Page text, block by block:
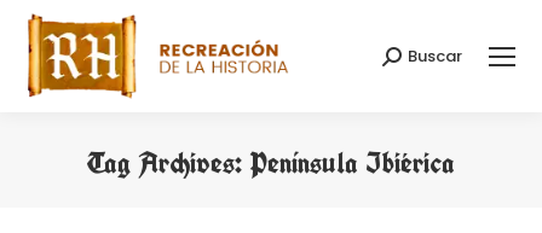
Search:
Buscar
Tag Archives: Península Ibiérica